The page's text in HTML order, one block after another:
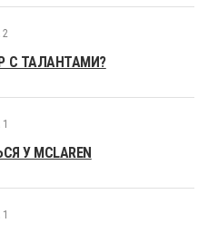
2
С ТАЛАНТАМИ?
У MCLAREN